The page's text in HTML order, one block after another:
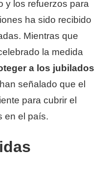
y los refuerzos para
ha sido recibido
Mientras que
la medida
a los jubilados
señalado que el
para cubrir el
en el país.